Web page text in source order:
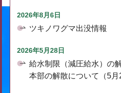
2026年8月6日
ツキノワグマ出没情報
2026年5月28日
給水制限（減圧給水）の
本部の解散について（5月